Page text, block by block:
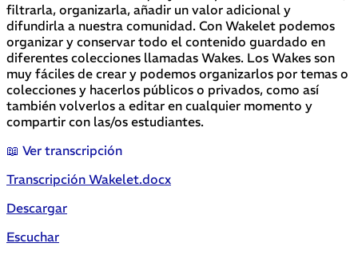
filtrarla, organizarla, añadir un valor adicional y
difundirla a nuestra comunidad. Con Wakelet podemos
organizar y conservar todo el contenido guardado en
diferentes colecciones llamadas Wakes. Los Wakes son
muy fáciles de crear y podemos organizarlos por temas o
colecciones y hacerlos públicos o privados, como así
también volverlos a editar en cualquier momento y
compartir con las/os estudiantes.
📖 Ver transcripción
Transcripción Wakelet.docx
Descargar
Escuchar